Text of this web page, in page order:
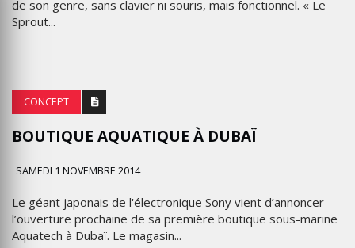
de son genre, sans clavier ni souris, mais fonctionnel. « Le
Sprout...
CONCEPT
BOUTIQUE AQUATIQUE À DUBAÏ
SAMEDI 1 NOVEMBRE 2014
Le géant japonais de l'électronique Sony vient d’annoncer
l’ouverture prochaine de sa première boutique sous-marine
Aquatech à Dubaï. Le magasin...